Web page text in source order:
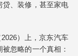
贷、装修，甚至家电
）上，京东汽车
忽略的一个真相：